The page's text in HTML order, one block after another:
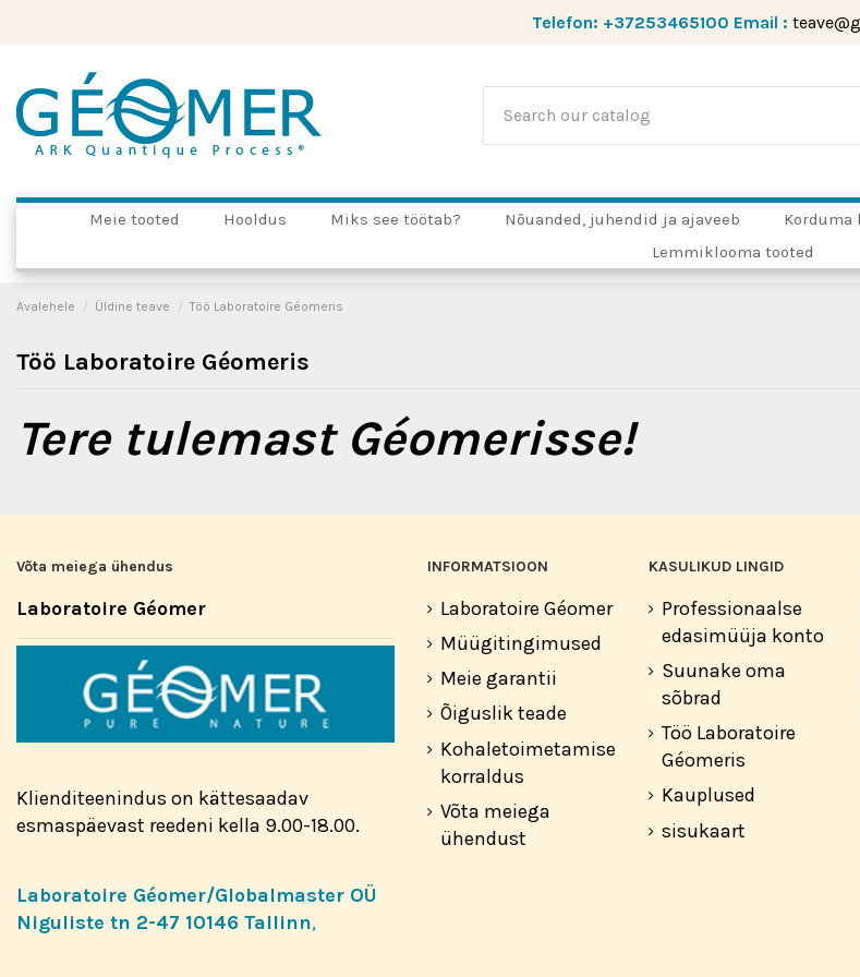
Telefon: +37253465100 Email :
Meie tooted Hooldus Miks see töötab? Nõuanded, juhendid ja ajaveeb Korduma
Lemmiklooma tooted
Avalehele Üldine teave Töö Laboratoire Géomeris
Töö Laboratoire Géomeris
Tere tulemast Géomerisse!
Võta meiega ühendus
Laboratoire Géomer
Klienditeenindus on kättesaadav
esmaspäevast reedeni kella 9.00-18.00.
Laboratoire Géomer/Globalmaster OÜ
Niguliste tn 2-47 10146 Tallinn,
INFORMATSIOON
Laboratoire Géomer
Müügitingimused
Meie garantii
Õiguslik teade
Kohaletoimetamise
korraldus
Võta meiega
ühendust
KASULIKUD LINGID
Professionaalse
edasimüüja konto
Suunake oma
sõbrad
Töö Laboratoire
Géomeris
Kauplused
sisukaart